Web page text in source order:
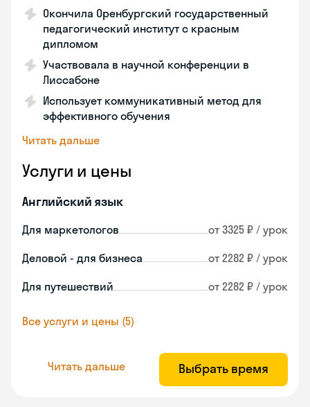
Окончила Оренбургский государственный
педагогический институт с красным
дипломом
Участвовала в научной конференции в
Лиссабоне
Использует коммуникативный метод для
эффективного обучения
Читать дальше
Услуги и цены
Английский язык
Для маркетологов от 3325 ₽ / урок
Деловой - для бизнеса от 2282 ₽ / урок
Для путешествий от 2282 ₽ / урок
Все услуги и цены (5)
Читать дальше Выбрать время